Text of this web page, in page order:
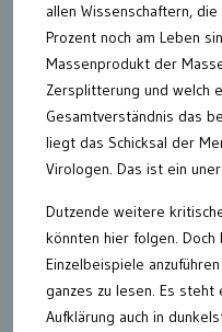
allen Wissenschaftern,
Prozent noch am Leben
Massenprodukt der
Zersplitterung und welch
Gesamtverständnis das
liegt das Schicksal der
Virologen. Das ist ein
Dutzende weitere
könnten hier folgen.
Einzelbeispiele
ganzes zu lesen. Es
Aufklärung auch in